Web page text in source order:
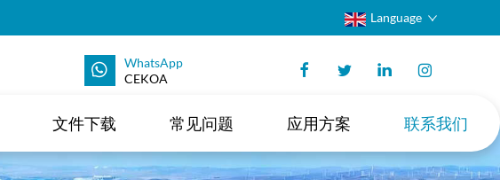
Language
WhatsApp
CEKOA
文件下载 常见问题 应用方案 联系我们